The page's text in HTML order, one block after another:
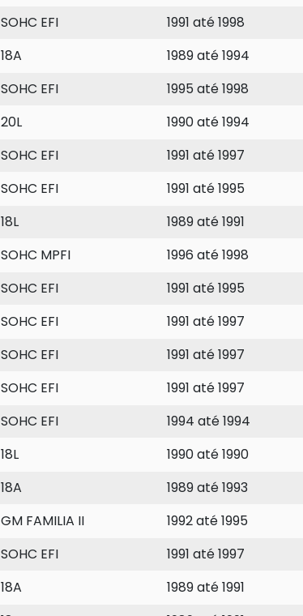
SOHC EFI
1991 até 1998
18A
1989 até 1994
SOHC EFI
1995 até 1998
20L
1990 até 1994
SOHC EFI
1991 até 1997
SOHC EFI
1991 até 1995
18L
1989 até 1991
SOHC MPFI
1996 até 1998
SOHC EFI
1991 até 1995
SOHC EFI
1991 até 1997
SOHC EFI
1991 até 1997
SOHC EFI
1991 até 1997
SOHC EFI
1994 até 1994
18L
1990 até 1990
18A
1989 até 1993
GM FAMILIA II
1992 até 1995
SOHC EFI
1991 até 1997
18A
1989 até 1991